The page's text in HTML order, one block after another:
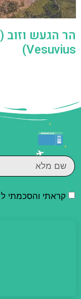
Vesuvius)
קראתי והסכמתי ל